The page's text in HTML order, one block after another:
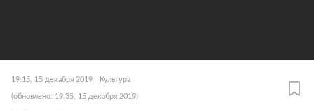
19:15, 15 декабря 2019 Культура
(обновлено: 19:35, 15 декабря 2019)